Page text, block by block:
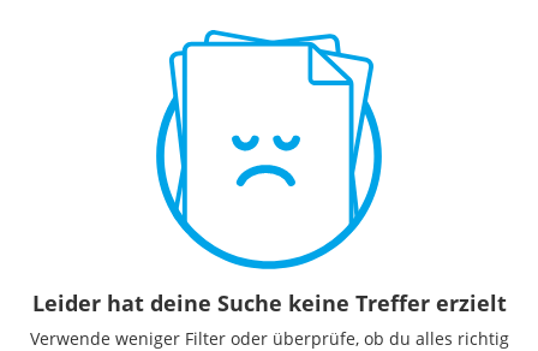
Leider hat deine Suche keine Treffer erzielt
Verwende weniger Filter oder überprüfe, ob du alles richtig